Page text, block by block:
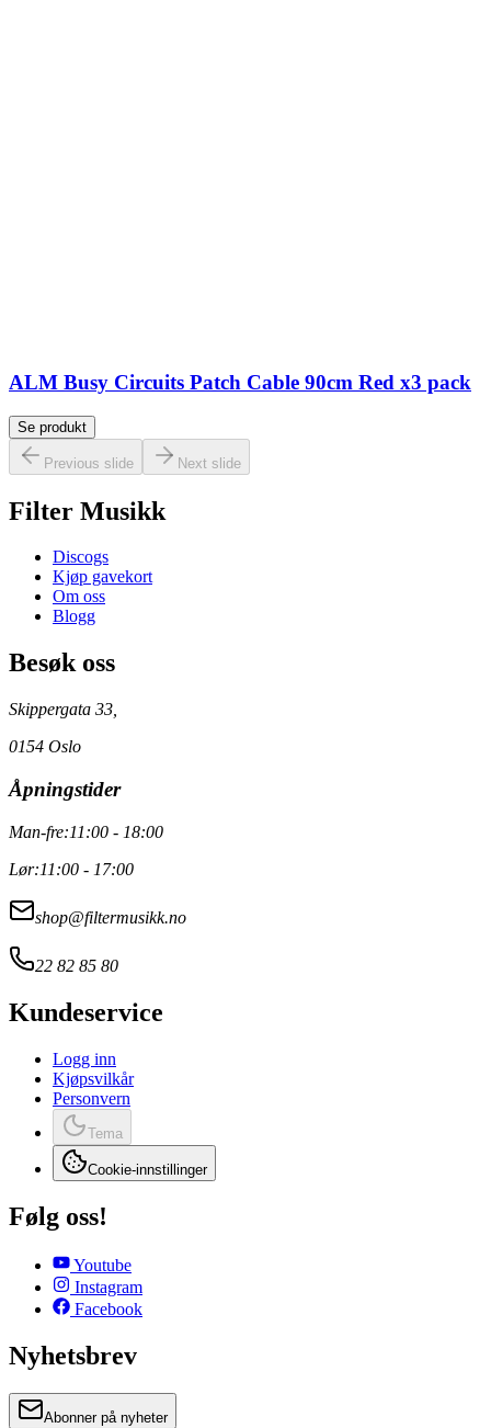
ALM Busy Circuits Patch Cable 90cm Red x3 pack
Se produkt
Previous slide Next slide
Filter Musikk
Discogs
Kjøp gavekort
Om oss
Blogg
Besøk oss
Skippergata 33,
0154 Oslo
Åpningstider
Man-fre:11:00 - 18:00
Lør:11:00 - 17:00
shop@filtermusikk.no
22 82 85 80
Kundeservice
Logg inn
Kjøpsvilkår
Personvern
Tema
Cookie-innstillinger
Følg oss!
Youtube
Instagram
Facebook
Nyhetsbrev
Abonner på nyheter